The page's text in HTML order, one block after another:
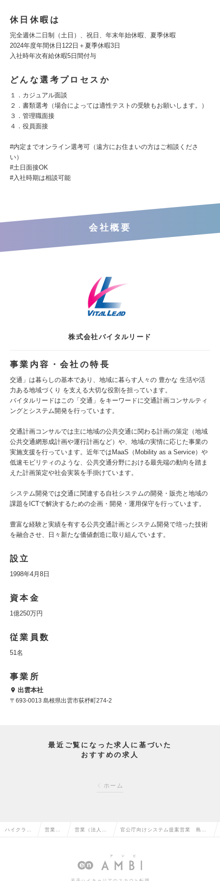
休日休暇は
完全週休二日制（土日）、祝日、年末年始休暇、夏季休暇
2024年度年間休日122日＋夏季休暇3日
入社時年次有給休暇5日間付与
どんな選考プロセスか
１．カジュアル面談
２．書類選考（場合によっては適性テストの受験もお願いします。）
３．管理職面接
４．役員面接
#内定までオンライン選考可（遠方にお住まいの方はご相談くださ
い）
#土日面接OK
#入社時期は相談可能
会社概要
株式会社バイタルリード
事業内容・会社の特長
交通」は暮らしの基本であり、地域に暮らす人々の 豊かな 生活や活
力ある地域づくり を支える大切な役割を担っています。
バイタルリードはこの「交通」をキーワードに交通計画コンサルティ
ングとシステム開発を行っています。
交通計画コンサルでは主に地域の公共交通に関わる計画の策定（地域
公共交通網形成計画や運行計画など）や、地域の実情に応じた事業の
実施支援を行っています。近年ではMaaS（Mobility as a Service）や
低速モビリティのような、公共交通分野における最先端の動向を踏ま
えた計画策定や社会実装を手掛けています。
システム開発では交通に関連する自社システムの開発・販売と地域の
課題をICTで解決するための企画・開発・運用保守を行っています。
豊富な経験と実績を有する公共交通計画とシステム開発で培った技術
を融合させ、日々新たな価値創造に取り組んでいます。
設立
1998年4月8日
資本金
1億250万円
従業員数
51名
事業所
出雲本社
〒693-0013 島根県出雲市荻杼町274-2
最近ご覧になった求人に基づいた
おすすめの求人
ホーム
ハイクラス 営業系 営業（法人向 官公庁向けシステム提案営業 島根